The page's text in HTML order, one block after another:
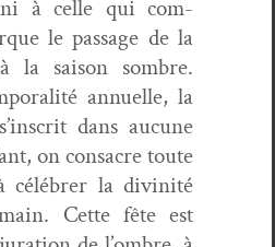
ni à celle qui com­
le pas­sage de la
la sai­son som­bre.
annuelle, la
dans aucune
on con­sacre toute
célébr­er la divinité
Cette fête est